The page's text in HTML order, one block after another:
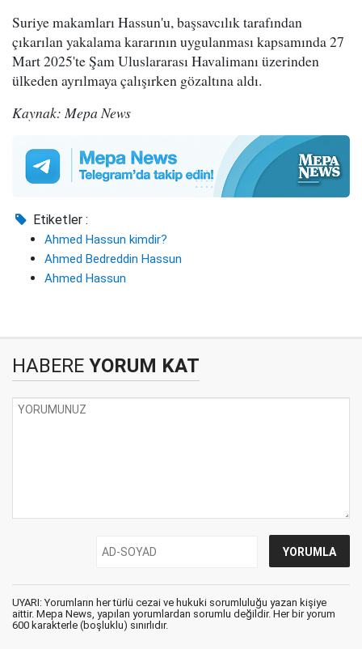
Suriye makamları Hassun'u, başsavcılık tarafından
çıkarılan yakalama kararının uygulanması kapsamında 27
Mart 2025'te Şam Uluslararası Havalimanı üzerinden
ülkeden ayrılmaya çalışırken gözaltına aldı.
Kaynak: Mepa News
Etiketler :
Ahmed Hassun kimdir?
Ahmed Bedreddin Hassun
Ahmed Hassun
HABERE YORUM KAT
UYARI: Yorumların her türlü cezai ve hukuki sorumluluğu yazan kişiye
aittir. Mepa News, yapılan yorumlardan sorumlu değildir. Her bir yorum
600 karakterle (boşluklu) sınırlıdır.